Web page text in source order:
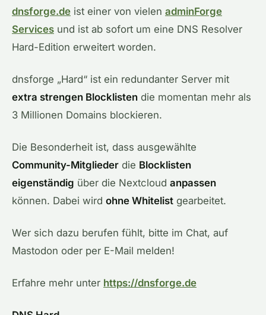
dnsforge.de ist einer von vielen adminForge
Services und ist ab sofort um eine DNS Resolver
Hard-Edition erweitert worden.
dnsforge „Hard“ ist ein redundanter Server mit
extra strengen Blocklisten die momentan mehr als
3 Millionen Domains blockieren.
Die Besonderheit ist, dass ausgewählte
Community-Mitglieder die Blocklisten
eigenständig über die Nextcloud anpassen
können. Dabei wird ohne Whitelist gearbeitet.
Wer sich dazu berufen fühlt, bitte im Chat, auf
Mastodon oder per E-Mail melden!
Erfahre mehr unter https://dnsforge.de